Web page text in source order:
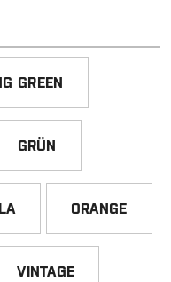
GREEN
GRÜN
ORANGE
VINTAGE